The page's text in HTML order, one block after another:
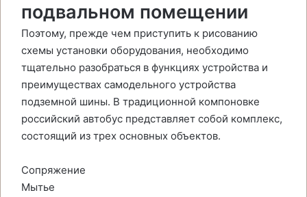
подвальном помещении
Поэтому, прежде чем приступить к рисованию
схемы установки оборудования, необходимо
тщательно разобраться в функциях устройства и
преимуществах самодельного устройства
подземной шины. В традиционной компоновке
российский автобус представляет собой комплекс,
состоящий из трех основных объектов.
Сопряжение
Мытье